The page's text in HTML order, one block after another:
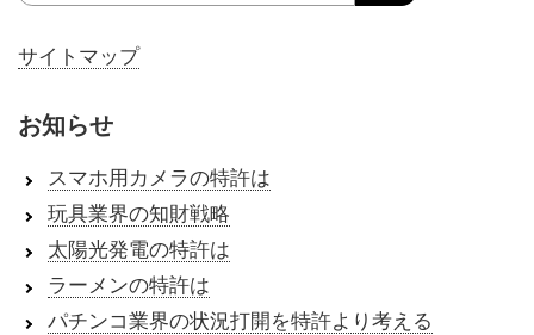
サイトマップ
お知らせ
スマホ用カメラの特許は
玩具業界の知財戦略
太陽光発電の特許は
ラーメンの特許は
パチンコ業界の状況打開を特許より考える